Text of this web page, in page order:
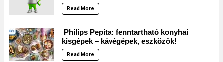
Read More
Philips Pepita: fenntartható konyhai
kisgépek – kávégépek, eszközök!
Read More